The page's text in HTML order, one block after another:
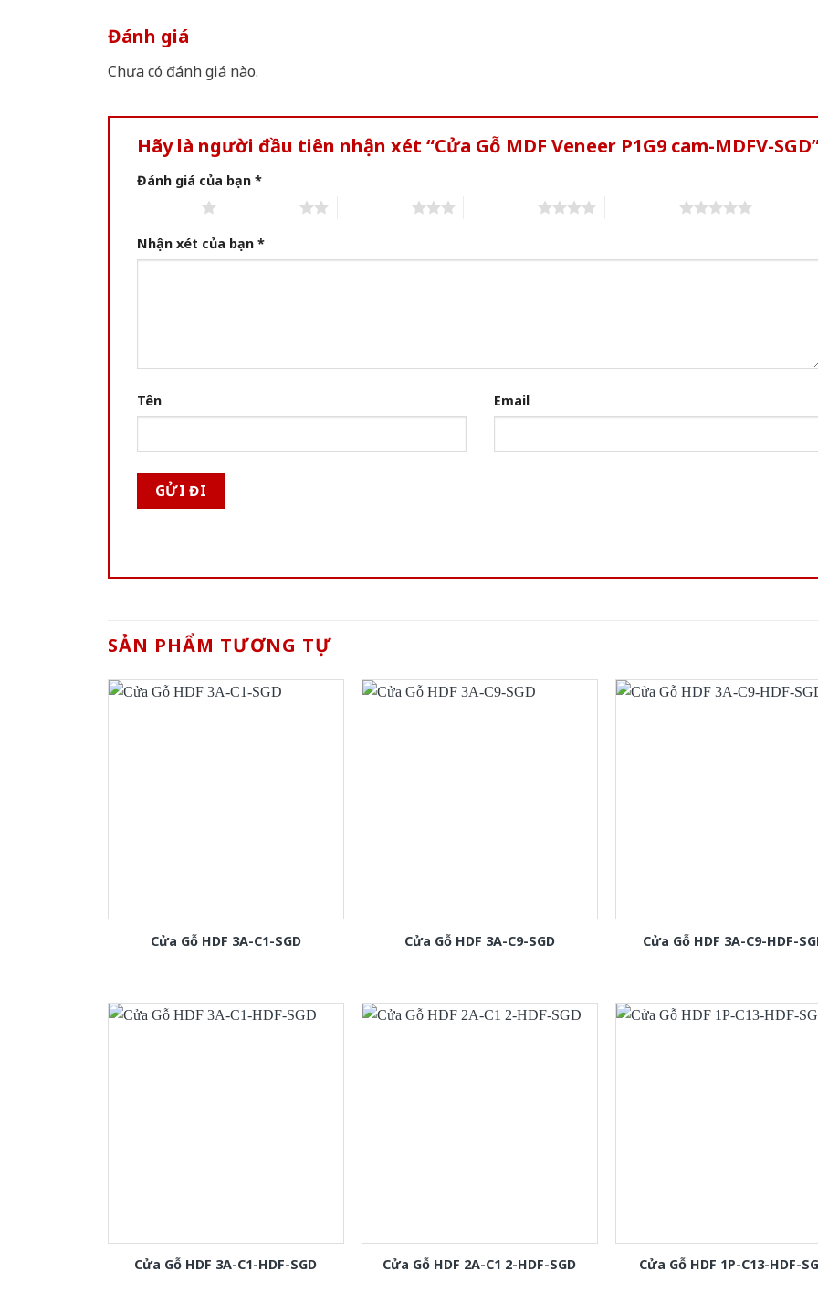
Đánh giá
Chưa có đánh giá nào.
Hãy là người đầu tiên nhận xét “Cửa Gỗ MDF Veneer P1G9 cam-MDFV-
Đánh giá của bạn *
Nhận xét của bạn *
Tên Email
SẢN PHẨM TƯƠNG TỰ
Cửa Gỗ HDF 3A-C1-SGD Cửa Gỗ HDF 3A-C9-SGD Cửa Gỗ HDF 3A-C9-HDF-
Cửa Gỗ HDF 3A-C1-HDF-SGD Cửa Gỗ HDF 2A-C1 2-HDF-SGD Cửa Gỗ HDF 1P-C13-HDF-